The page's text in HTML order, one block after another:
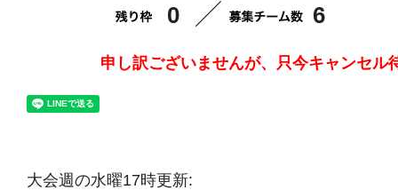
0 6
申し訳ございませんが、只今キャンセル
大会週の水曜17時更新: